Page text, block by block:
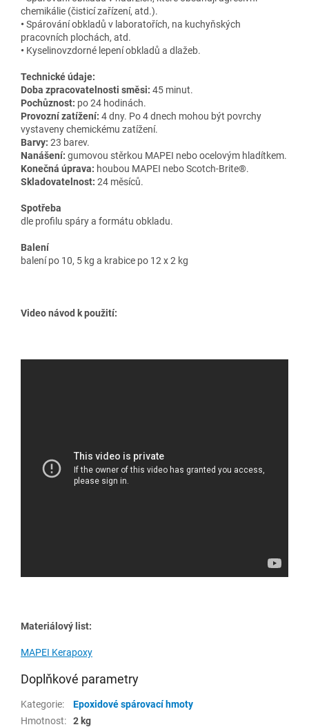
chemikálie (čisticí zařízení, atd.).
•Spárování obkladů v laboratořích, na kuchyňských
pracovních plochách, atd.
• Kyselinovzdorné lepení obkladů a dlažeb.
Technické údaje:
Doba zpracovatelnosti směsi: 45 minut.
Pochůznost: po 24 hodinách.
Provozní zatížení: 4 dny. Po 4 dnech mohou být povrchy
vystaveny chemickému zatížení.
Barvy: 23 barev.
Nanášení: gumovou stěrkou MAPEI nebo ocelovým hladítkem.
Konečná úprava: houbou MAPEI nebo Scotch-Brite®.
Skladovatelnost: 24 měsíců.
Spotřeba
dle profilu spáry a formátu obkladu.
Balení
balení po 10, 5 kg a krabice po 12 x 2 kg
Video návod k použití:
Materiálový list:
MAPEI Kerapoxy
Doplňkové parametry
Kategorie:
Epoxidové spárovací hmoty
Hmotnost:
2 kg